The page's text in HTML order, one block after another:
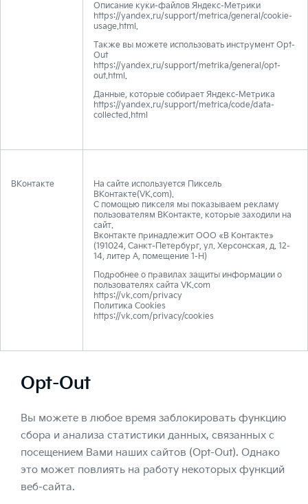
Описание куки-файлов Яндекс-Метрики
https://yandex.ru/support/metrica/general/cookie-
usage.html.
Также вы можете использовать инструмент Opt-
Out
https://yandex.ru/support/metrika/general/opt-
out.html.
Данные, которые собирает Яндекс-Метрика
https://yandex.ru/support/metrica/code/data-
collected.html
ВКонтакте
На сайте используется Пиксель
ВКонтакте(VK.com).
С помощью пикселя мы показываем рекламу
пользователям ВКонтакте, которые заходили на
сайт.
Вконтакте принадлежит ООО «В Контакте»
(191024, Санкт-Петербург, ул. Херсонская, д. 12-
14, литер А, помещение 1-Н)
Подробнее о правилах защиты информации о
пользователях сайта VK.com
https://vk.com/privacy
Политика Cookies
https://vk.com/privacy/cookies
Opt-Out
Вы можете в любое время заблокировать функцию
сбора и анализа статистики данных, связанных с
посещением Вами наших сайтов (Opt-Out). Однако
это может повлиять на работу некоторых функций
веб-сайта.